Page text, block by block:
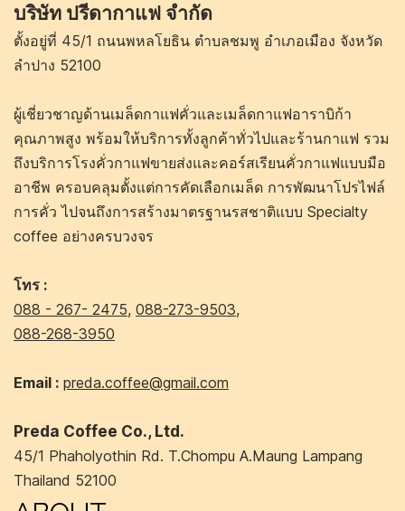
บริษัท ปรีดากาแฟ จำกัด
ตั้งอยู่ที่ 45/1 ถนนพหลโยธิน ตำบลชมพู อำเภอเมือง จังหวัด
ลำปาง 52100
ผู้เชี่ยวชาญด้านเมล็ดกาแฟคั่วและเมล็ดกาแฟอาราบิก้า
คุณภาพสูง พร้อมให้บริการทั้งลูกค้าทั่วไปและร้านกาแฟ รวม
ถึงบริการโรงคั่วกาแฟขายส่งและคอร์สเรียนคั่วกาแฟแบบมือ
อาชีพ ครอบคลุมตั้งแต่การคัดเลือกเมล็ด การพัฒนาโปรไฟล์
การคั่ว ไปจนถึงการสร้างมาตรฐานรสชาติแบบ Specialty
coffee อย่างครบวงจร
โทร :
088 - 267- 2475, 088-273-9503,
088-268-3950
Email : preda.coffee@gmail.com
Preda Coffee Co., Ltd.
45/1 Phaholyothin Rd. T.Chompu A.Maung Lampang
Thailand 52100